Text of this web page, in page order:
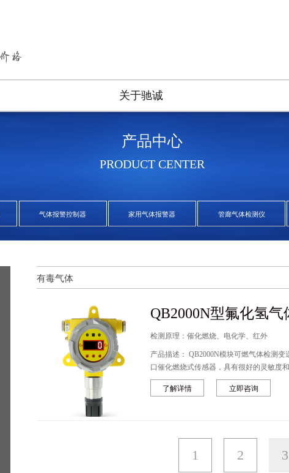
关于驰诚
产品中心
PRODUCT CENTER
气体报警控制器 家用气体报警器 管廊气体检测仪
有毒气体
QB2000N型氟化氢
检测原理：催化燃烧、电化学、红外
产品描述： QB2000N模块可燃气体检测变送器为自然扩散方式检测气体浓度，采用进
口催化燃烧式传感器，具有很好的灵敏度
或LED数码显示器实时显示泄漏气体的浓
或驱动排风系统
了解详情 立即咨询
1 2 3